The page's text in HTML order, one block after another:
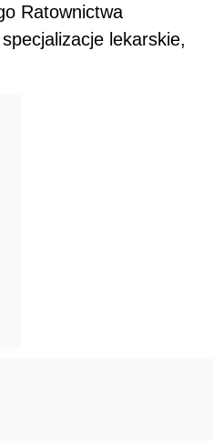
Ratownictwa
lekarskie,